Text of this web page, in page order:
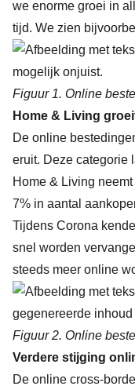
we enorme groei in
tijd. We zien
Figuur 1. Online
Home & Living
De online
eruit. Deze categorie
Home & Living
7% in aantal
Tijdens Corona
snel worden
steeds meer online
Figuur 2. Online
Verdere stijging
De online cross-